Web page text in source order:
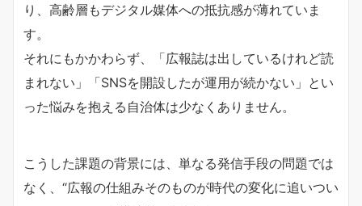
り、高齢層もデジタル媒体への抵抗感が薄れていま
す。
それにもかかわらず、「広報誌は出しているけれど読
まれない」「SNSを開設したが運用が続かない」とい
った悩みを抱える自治体は少なくありません。
こうした課題の背景には、単なる発信手段の問題では
なく、“広報の仕組みそのものが時代の変化に追いつい